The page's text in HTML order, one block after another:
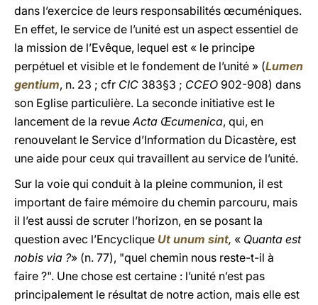
dans l’exercice de leurs responsabilités œcuméniques.
En effet, le service de l’unité est un aspect essentiel de
la mission de l’Evêque, lequel est « le principe
perpétuel et visible et le fondement de l’unité » (Lumen
gentium, n. 23 ; cfr CIC 383§3 ; CCEO 902-908) dans
son Eglise particulière. La seconde initiative est le
lancement de la revueActa Œcumenica, qui, en
renouvelant le Service d’Information du Dicastère, est
une aide pour ceux qui travaillent au service de l’unité.
Sur la voie qui conduit à la pleine communion, il est
important de faire mémoire du chemin parcouru, mais
il l’est aussi de scruter l’horizon, en se posant la
question avec l’Encyclique Ut unum sint, « Quanta est
nobis via ?» (n. 77), "quel chemin nous reste-t-il à
faire ?". Une chose est certaine : l’unité n’est pas
principalement le résultat de notre action, mais elle est